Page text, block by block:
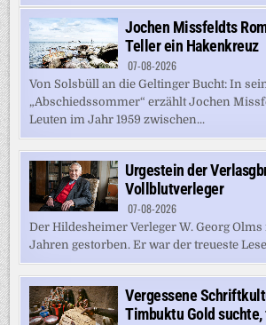
Jochen Missfeldts
Teller ein Hakenkreuz
07-08-2026
Von Solsbüll an die Geltinger Bucht: In
„Abschiedssommer“ erzählt Jochen
Leuten im Jahr 1959 zwischen...
Urgestein der
Vollblutverleger
07-08-2026
Der Hildesheimer Verleger W. Georg
Jahren gestorben. Er war der treueste
Vergessene
Timbuktu Gold suchte,